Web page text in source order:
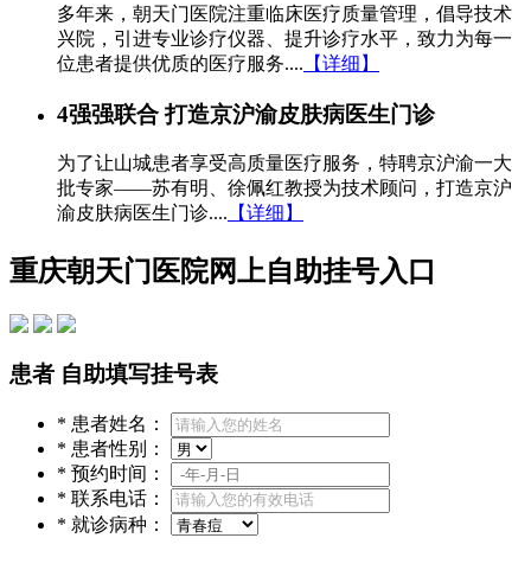
多年来，朝天门医院注重临床医疗质量管理，倡导技术
兴院，引进专业诊疗仪器、提升诊疗水平，致力为每一
位患者提供优质的医疗服务.... 【详细】
4强强联合 打造京沪渝皮肤病医生门诊
为了让山城患者享受高质量医疗服务，特聘京沪渝一大
批专家——苏有明、徐佩红教授为技术顾问，打造京沪
渝皮肤病医生门诊.... 【详细】
重庆朝天门医院网上自助挂号入口
患者 自助填写挂号表
* 患者姓名：
* 患者性别：
* 预约时间：
* 联系电话：
* 就诊病种：